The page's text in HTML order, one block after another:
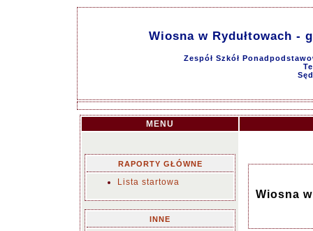
Wiosna w Rydułtowach -
Zespół Szkół
MENU
RAPORTY GŁÓWNE
Lista startowa
INNE
Wiosna